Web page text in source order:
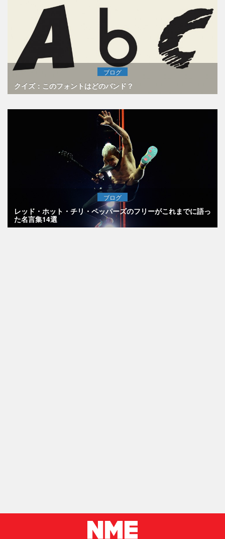
ブログ
クイズ：このフォントはどのバンド？
ブログ
レッド・ホット・チリ・ペッパーズのフリーがこれまでに語っ
た名言集14選